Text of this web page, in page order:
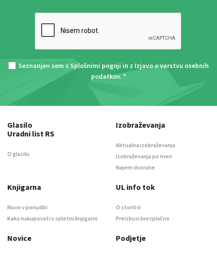
Seznanjen sem s Splošnimi pogoji in z Izjavo o varstvu osebnih
podatkov. *
Glasilo
Uradni list RS
O glasilu
Izobraževanja
Aktualna izobraževanja
Izobraževanja po meri
Najem dvorane
Knjigarna
Novo v ponudbi
Kako nakupovati v spletni knjigarni
UL info tok
O storitvi
Preizkusi brezplačno
Novice Podjetje